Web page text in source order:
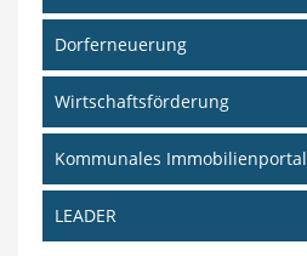
Dorferneuerung
Wirtschaftsförderung
Kommunales Immobilienportal
LEADER